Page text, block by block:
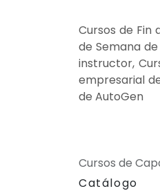
Cursos de Fin
de Semana
instructor,
empresarial
de AutoGen
Cursos de
Catálogo